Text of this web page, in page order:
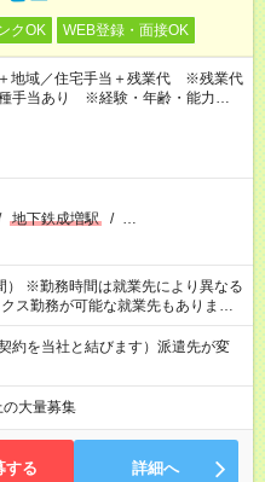
クOK WEB登録・面接OK
地域／住宅手当＋残業代 ※残業代
当あり ※経験・年齢・能力等を
地下鉄成増駅 / …
） ※勤務時間は就業先により異なる
すい環境をつくるべく、 働き方
でいます。
約を当社と結びます）派遣先が変
の大量募集
する 詳細へ